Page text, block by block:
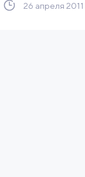
26 апреля 2011